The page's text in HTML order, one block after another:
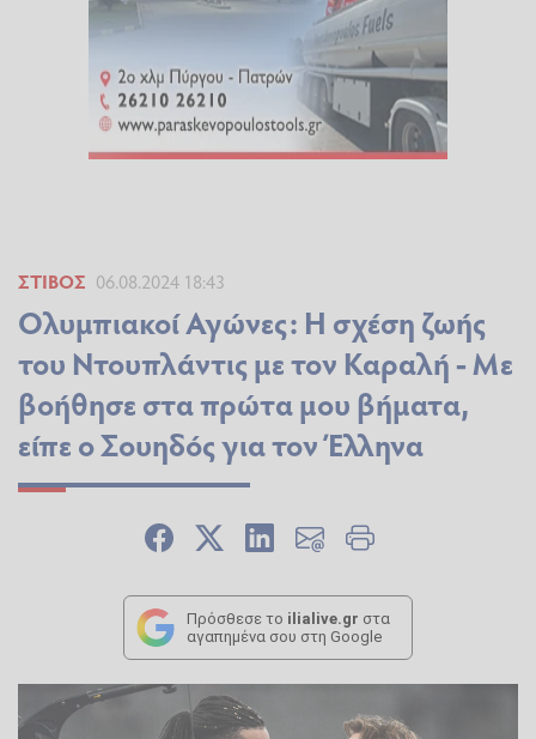
ΣΤΊΒΟΣ 06.08.2024 18:43
Ολυμπιακοί Αγώνες: Η σχέση ζωής
του Ντουπλάντις με τον Καραλή - Με
βοήθησε στα πρώτα μου βήματα,
είπε ο Σουηδός για τον Έλληνα
Πρόσθεσε το ilialive.gr στα
αγαπημένα σου στη Google